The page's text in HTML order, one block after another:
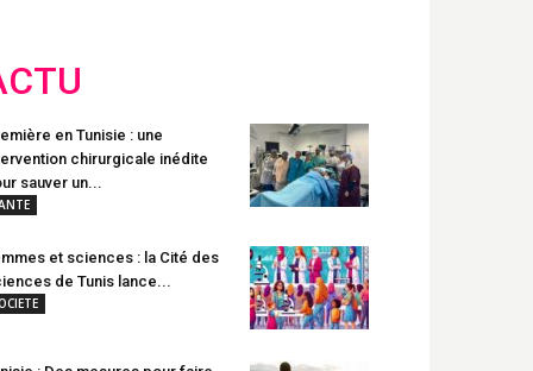
en Tunisie : une
chirurgicale inédite
sauver un...
et sciences : la Cité des
de Tunis lance...